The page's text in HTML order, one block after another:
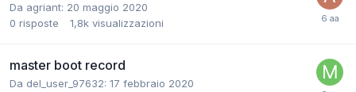
Da agriant: 20 maggio 2020
0 risposte 1,8k visualizzazioni
master boot record
Da del_user_97632: 17 febbraio 2020